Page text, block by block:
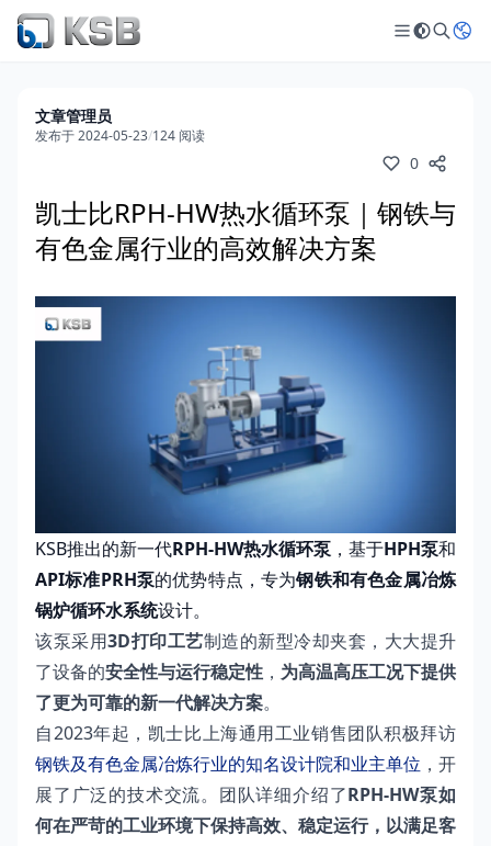
文章管理员
发布于 2024-05-23/124 阅读
0
凯士比RPH-HW热水循环泵｜钢铁与
有色金属行业的高效解决方案
KSB推出的新一代RPH-HW热水循环泵 ，基于HPH泵和
API标准PRH泵的优势特点，专为钢铁和有色金属冶炼
锅炉循环水系统设计。
该泵采用3D打印工艺制造的新型冷却夹套，大大提升
了设备的安全性与运行稳定性 ， 为高温高压工况下提供
了更为可靠的新一代解决方案。
自2023年起，凯士比上海通用工业销售团队积极拜访
钢铁及有色金属冶炼行业的知名设计院和业主单位 ，开
展了广泛的技术交流。团队详细介绍了RPH-HW泵如
何在严苛的工业环境下保持高效、稳定运行，以满足客